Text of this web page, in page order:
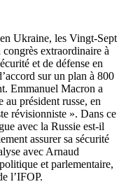
Ukraine, les Vingt-Sept
extraordinaire à
et de défense en
sur un plan à 800
Emmanuel Macron a
au président russe, en
révisionniste ». Dans ce
avec la Russie est-il
assurer sa sécurité
avec Arnaud
et parlementaire,
l’IFOP.